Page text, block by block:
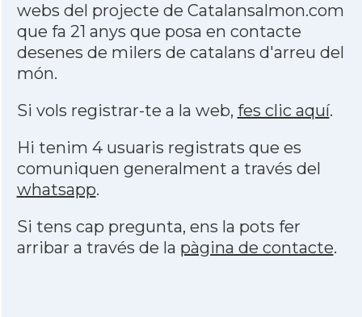
webs del projecte de Catalansalmon.com
que fa 21 anys que posa en contacte
desenes de milers de catalans d'arreu del
món.
Si vols registrar-te a la web, fes clic aquí.
Hi tenim 4 usuaris registrats que es
comuniquen generalment a través del
whatsapp.
Si tens cap pregunta, ens la pots fer
arribar a través de la pàgina de contacte.